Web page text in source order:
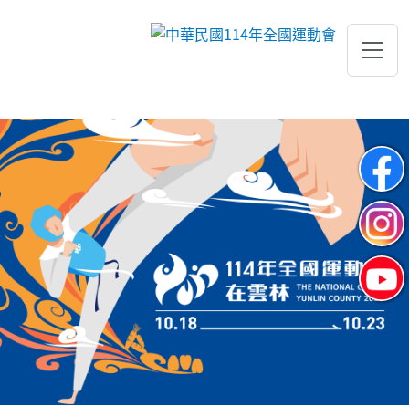
跳到主要內容